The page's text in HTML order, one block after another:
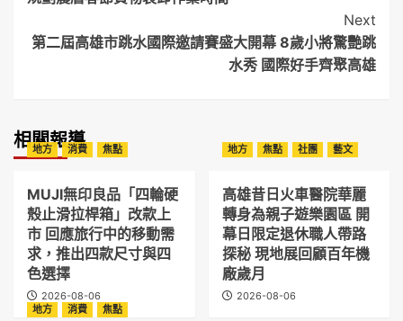
Next
第二屆高雄市跳水國際邀請賽盛大開幕 8歲小將驚艷跳
水秀 國際好手齊聚高雄
相關報導
地方 消費 焦點
MUJI無印良品「四輪硬
殼止滑拉桿箱」改款上
市 回應旅行中的移動需
求，推出四款尺寸與四
色選擇
2026-08-06
地方 焦點 社團 藝文
高雄昔日火車醫院華麗
轉身為親子遊樂園區 開
幕日限定退休職人帶路
探秘 現地展回顧百年機
廠歲月
2026-08-06
地方
消費 焦點